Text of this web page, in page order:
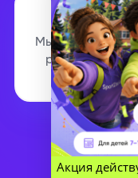
Мы подберем
расскажем,
Акция